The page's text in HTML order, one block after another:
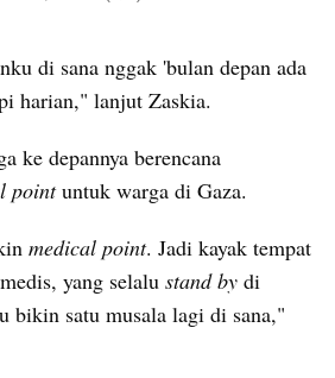
di sana nggak 'bulan depan ada
harian," lanjut Zaskia.
ke depannya berencana
point untuk warga di Gaza.
medical point. Jadi kayak tempat
yang selalu stand by di
bikin satu musala lagi di sana,"